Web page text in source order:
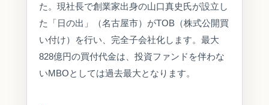
た。現社長で創業家出身の山口真史氏が設立し
た「日の出」（名古屋市）がTOB（株式公開買
い付け）を行い、完全子会社化します。最大
828億円の買付代金は、投資ファンドを伴わな
いMBOとしては過去最大となります。